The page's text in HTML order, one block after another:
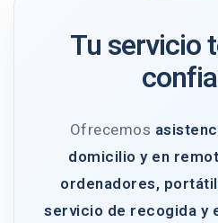
Tu servicio
Ofrecemos
domicilio y en
ordenadores,
servicio de recogida y